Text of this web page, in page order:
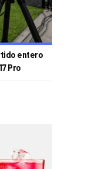
entero
Pro